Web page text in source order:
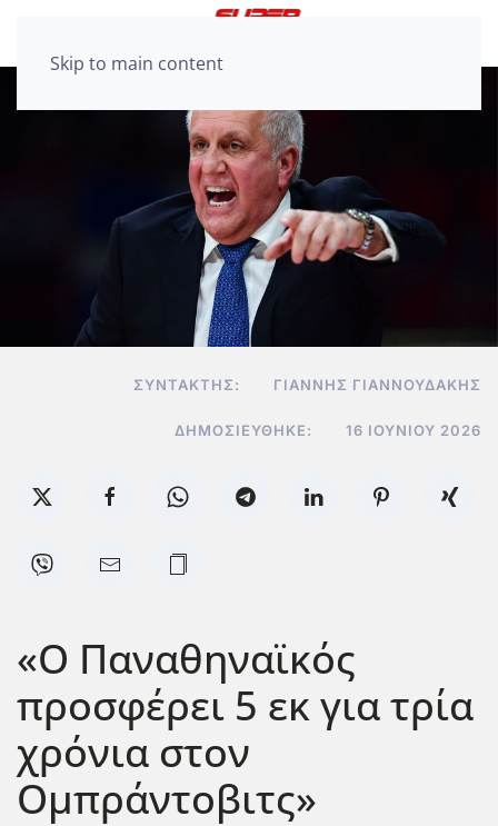
Skip to main content
ΣΥΝΤΆΚΤΗΣ: ΓΙΆΝΝΗΣ ΓΙΑΝΝΟΥΔΆΚΗΣ
ΔΗΜΟΣΙΕΎΘΗΚΕ: 16 ΙΟΥΝΊΟΥ 2026
«Ο Παναθηναϊκός
προσφέρει 5 εκ για τρία
χρόνια στον
Ομπράντοβιτς»